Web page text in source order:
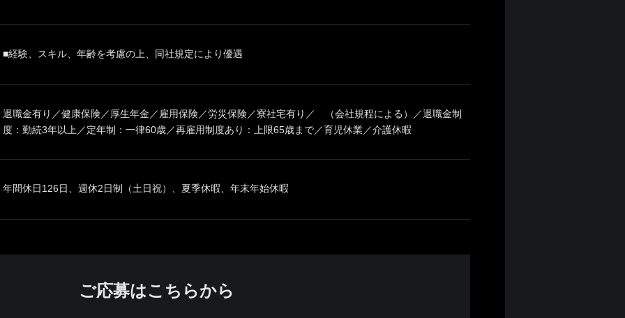
■経験、スキル、年齢を考慮の上、同社規定により優遇
退職金有り／健康保険／厚生年金／雇用保険／労災保険／寮社宅有り／ （会社規程による）／退職金制
度：勤続3年以上／定年制：一律60歳／再雇用制度あり：上限65歳まで／育児休業／介護休暇
年間休日126日、週休2日制（土日祝）、夏季休暇、年末年始休暇
ご応募はこちらから